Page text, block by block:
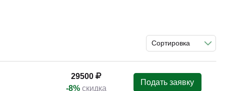
Сортировка
29500
-8% скидка
Подать заявку